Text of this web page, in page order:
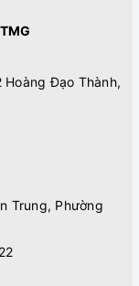
Hoàng Đạo Thành,
Trung, Phường